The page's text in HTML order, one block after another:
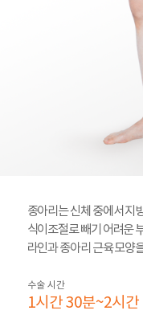
종아리는 신체 중에서 지
식이조절로 빼기 어려운
라인과 종아리 근육 모양
수술 시간
1시간 30분~2시간